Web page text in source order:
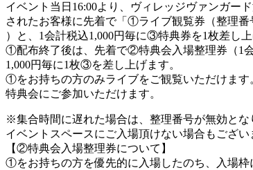
イベント当日16:00より、ヴィレッジヴァンガー
されたお客様に先着で「①ライブ観覧券（整理
）と、1会計税込1,000円毎に③特典券を1枚差し上
①配布終了後は、先着で②特典会入場整理券（1
1,000円毎に1枚③を差し上げます。
①をお持ちの方のみライブをご観覧いただけま
特典会にご参加いただけます。
※集合時間に遅れた場合は、整理番号が無効と
イベントスペースにご入場頂けない場合もござい
【②特典会入場整理券について】
①をお持ちの方を優先的に入場したのち、入場